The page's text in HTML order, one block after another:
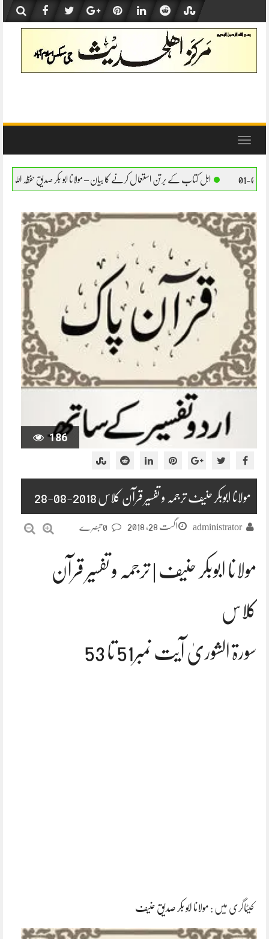
content
Toggle
کے برتن استعمال کرنے کا بیان – مولانا ابو بکر صدیق حفظہ اللہ اہل کتاب کے برتن
186
مولانا ابوبکر حنیف ترجمہ و تفسیر قرآن کلاس 2018-08-28
administrator اگست 28, 2018
مولانا ابوبکر حنیف | ترجمہ و تفسیر قرآن
کلاس
سورۃ الشوریٰ آیت نمبر51 تا 53
کیٹاگری میں : مولانا ابو بکر صدیق حنیف